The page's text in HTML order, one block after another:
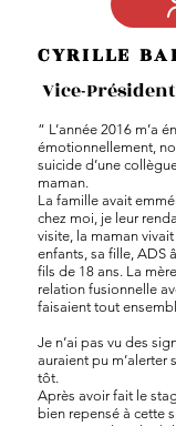
CYRILLE
Vice-Président
“ L’année 2016 m’a
émotionnellement,
suicide d’une
maman.
La famille avait
chez moi, je leur
visite, la maman
enfants, sa fille, ADS
fils de 18 ans. La
relation fusionnelle
faisaient tout
Je n’ai pas vu des
auraient pu m’alerter
tôt.
Après avoir fait le
bien repensé à cette